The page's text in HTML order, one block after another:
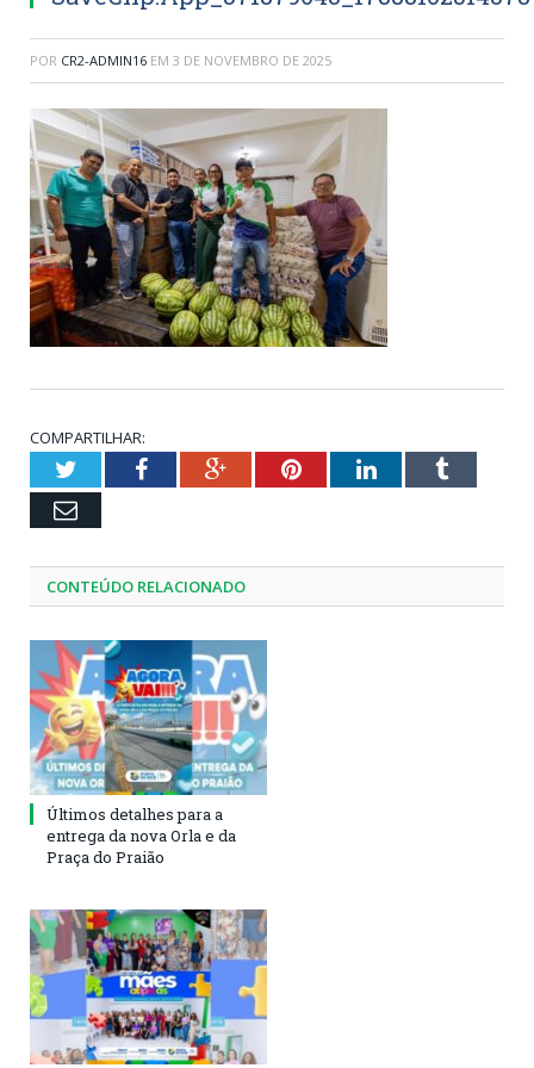
POR CR2-ADMIN16 EM 3 DE NOVEMBRO DE 2025
COMPARTILHAR:
TwitterFacebookGoogle+PinterestLinkedInTumblr
Email
CONTEÚDO RELACIONADO
Últimos detalhes para a
entrega da nova Orla e da
Praça do Praião